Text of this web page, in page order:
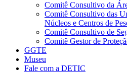
Comitê Consultivo da
Comitê Consultivo das
Núcleos e Centros de
Comitê Consultivo de
Comitê Gestor de
GGTE
Museu
Fale com a DETIC